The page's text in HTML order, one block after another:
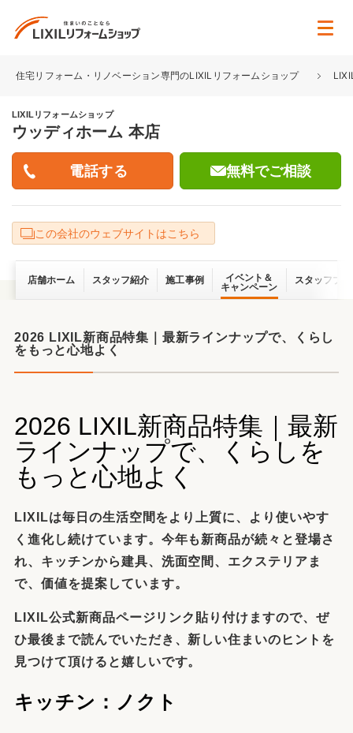
住宅リフォーム・リノベーション専門のLIXILリフォームショップ
LIXILリフォームショップ
ウッディホーム 本店
無料でご相談
この会社のウェブサイトはこちら
店舗ホーム スタッフ紹介 施工事例
イベント＆
キャンペーン
スタッフブ
2026 LIXIL新商品特集｜最新ラインナップで、くらし
をもっと心地よく
2026 LIXIL新商品特集｜最新
ラインナップで、くらしを
もっと心地よく
LIXILは毎日の生活空間をより上質に、より使いやす
く進化し続けています。 今年も新商品が続々と登場さ
れ、キッチンから建具、洗面空間、エクステリアま
で、価値を提案しています。
LIXIL公式新商品ページリンク貼り付けますので、 ぜ
ひ最後まで読んでいただき、新しい住まいのヒントを
見つけて頂けると嬉しいです。
キッチン：ノクト